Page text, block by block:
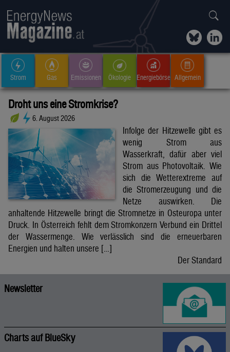
Strom Gas Emissionen Ökologie Energiebörse Allgemein
Droht uns eine Stromkrise?
6. August 2026
Infolge der Hitzewelle gibt es
wenig Strom aus
Wasserkraft, dafür aber viel
Strom aus Photovoltaik. Wie
sich die Wetterextreme auf
die Stromerzeugung und die
Netze auswirken. Die
anhaltende Hitzewelle bringt die Stromnetze in Osteuropa unter
Druck. In Österreich fehlt dem Stromkonzern Verbund ein Drittel
der Wassermenge. Wie verlässlich sind die erneuerbaren
Energien und halten unsere […]
Der Standard
Newsletter
Charts auf BlueSky